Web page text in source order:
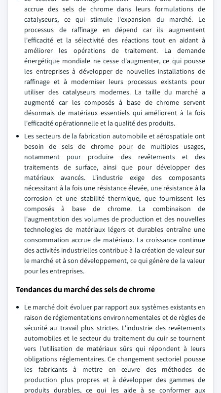
accrue des sels de chrome dans leurs formulations de
catalyseurs, ce qui stimule l'expansion du marché. Le
processus de raffinage en dépend car ils augmentent
l'efficacité et la sélectivité des réactions tout en aidant à
améliorer les opérations de traitement. La demande
énergétique mondiale ne cesse d'augmenter, ce qui pousse
les entreprises à développer de nouvelles installations de
raffinage et à moderniser leurs processus existants pour
utiliser des catalyseurs modernes. La taille du marché a
augmenté car les composés à base de chrome servent
désormais de matériaux essentiels qui améliorent à la fois
l'efficacité opérationnelle et la qualité des produits.
Les secteurs de la fabrication automobile et aérospatiale ont
besoin de sels de chrome pour de multiples usages,
notamment pour produire des revêtements et des
traitements de surface, ainsi que pour développer des
matériaux avancés. L'industrie exige des composants
nécessitant à la fois une résistance élevée, une résistance à la
corrosion et une stabilité thermique, que fournissent les
composés à base de chrome. La combinaison de
l'augmentation des volumes de production et des nouvelles
technologies de matériaux légers et durables entraîne une
consommation accrue de matériaux. La croissance continue
des activités industrielles contribue à la création de valeur sur
le marché et à son développement, ce qui génère de la valeur
pour les entreprises.
Tendances du marché des sels de chrome
Le marché doit évoluer par rapport aux systèmes existants en
raison de réglementations environnementales et de règles de
sécurité au travail plus strictes. L'industrie des revêtements
automobiles et le secteur du traitement du cuir se tournent
vers l'utilisation de matériaux sûrs qui répondent à leurs
obligations réglementaires. Ce changement sectoriel pousse
les fabricants à mettre en œuvre des méthodes de
production plus propres et à développer des gammes de
produits durables, ce qui les aide à se conformer aux